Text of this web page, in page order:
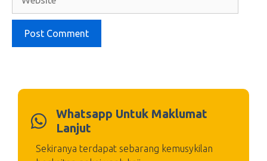
Whatsapp Untuk Maklumat
Lanjut
Sekiranya terdapat sebarang kemusykilan